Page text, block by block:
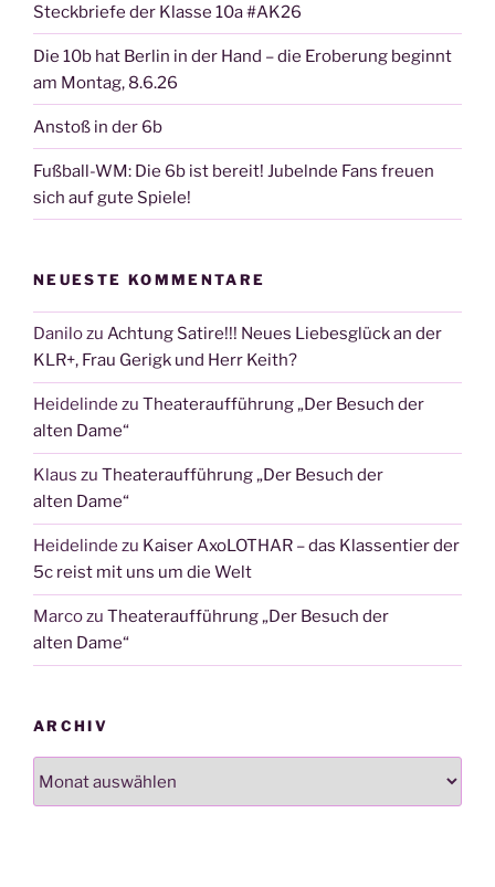
Steckbriefe der Klasse 10a #AK26
Die 10b hat Berlin in der Hand – die Eroberung beginnt
am Montag, 8.6.26
Anstoß in der 6b
Fußball-WM: Die 6b ist bereit! Jubelnde Fans freuen
sich auf gute Spiele!
NEUESTE KOMMENTARE
Danilozu Achtung Satire!!! Neues Liebesglück an der
KLR+, Frau Gerigk und Herr Keith?
Heidelinde zu Theateraufführung „Der Besuch der
alten Dame“
Klaus zu Theateraufführung „Der Besuch der
alten Dame“
Heidelinde zu Kaiser AxoLOTHAR – das Klassentier der
5c reist mit uns um die Welt
Marcozu Theateraufführung „Der Besuch der
alten Dame“
ARCHIV